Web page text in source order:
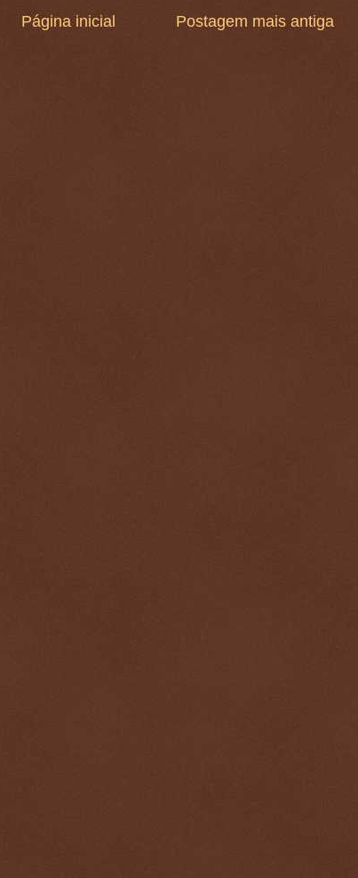
Postagem mais antiga
Página inicial